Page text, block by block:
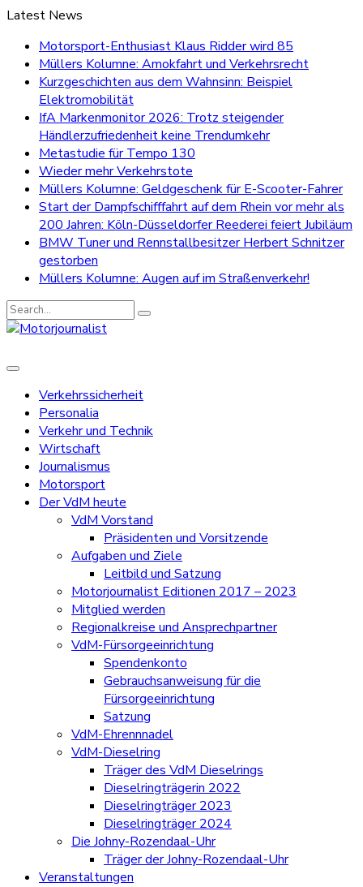
Latest News
Motorsport-Enthusiast Klaus Ridder wird 85
Müllers Kolumne: Amokfahrt und Verkehrsrecht
Kurzgeschichten aus dem Wahnsinn: Beispiel
Elektromobilität
IfA Markenmonitor 2026: Trotz steigender
Händlerzufriedenheit keine Trendumkehr
Metastudie für Tempo 130
Wieder mehr Verkehrstote
Müllers Kolumne: Geldgeschenk für E-Scooter-Fahrer
Start der Dampfschifffahrt auf dem Rhein vor mehr als
200 Jahren: Köln-Düsseldorfer Reederei feiert Jubiläum
BMW Tuner und Rennstallbesitzer Herbert Schnitzer
gestorben
Müllers Kolumne: Augen auf im Straßenverkehr!
Search
for:
Verkehrssicherheit
Personalia
Verkehr und Technik
Wirtschaft
Journalismus
Motorsport
Der VdM heute
VdM Vorstand
Präsidenten und Vorsitzende
Aufgaben und Ziele
Leitbild und Satzung
Motorjournalist Editionen 2017 – 2023
Mitglied werden
Regionalkreise und Ansprechpartner
VdM-Fürsorgeeinrichtung
Spendenkonto
Gebrauchsanweisung für die
Fürsorgeeinrichtung
Satzung
VdM-Ehrennnadel
VdM-Dieselring
Träger des VdM Dieselrings
Dieselringträgerin 2022
Dieselringträger 2023
Dieselringträger 2024
Die Johny-Rozendaal-Uhr
Träger der Johny-Rozendaal-Uhr
Veranstaltungen